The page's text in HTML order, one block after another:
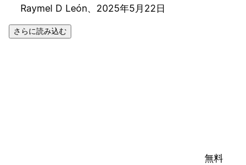
Raymel D León、 2025年5月22日
さらに読み込む
無料